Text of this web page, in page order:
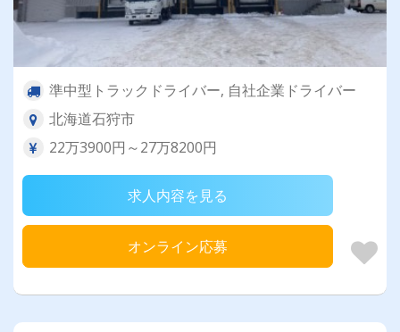
準中型トラックドライバー, 自社企業ドライバー
北海道石狩市
22万3900円～27万8200円
求人内容を見る
オンライン応募